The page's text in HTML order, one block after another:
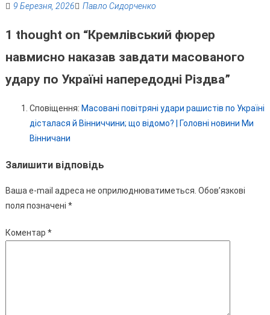
9 Березня, 2026 Павло Сидорченко
1 thought on “Кремлівський фюрер
навмисно наказав завдати масованого
удару по Україні напередодні Різдва”
Сповіщення: Масовані повітряні удари рашистів по Україні
дісталася й Вінниччини; що відомо? | Головні новини Ми
Вінничани
Залишити відповідь
Ваша e-mail адреса не оприлюднюватиметься. Обов’язкові
поля позначені *
Коментар *